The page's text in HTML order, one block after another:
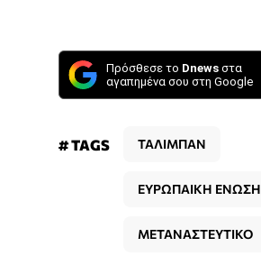
Πρόσθεσε το Dnews στα
αγαπημένα σου στη Google
# TAGS ΤΑΛΙΜΠΑΝ
ΕΥΡΩΠΑΙΚΗ ΕΝΩΣΗ
ΜΕΤΑΝΑΣΤΕΥΤΙΚΟ